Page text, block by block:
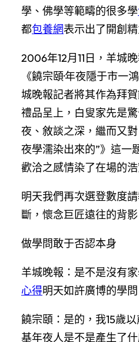
學、佛學等範疇的很多學
都包養網表示出了開創精
2006年12月11日，羊城
《饒宗頤·年夜隱于市一
城晚報記者將其作為拜
禮品呈上，白叟家先是
夜、敘談之深，繼而又
夜學濡染出來的”》這一
歡洽之感情染了在場的浩
明天我們再次選登數度
斷，懷念巨匠遠往的背影
做學問敢于否認本身
羊城晚報：是不是沒有
心得明天如許廣博的學問
饒宗頤：是的，我15歲
基年夜人是不是產生了